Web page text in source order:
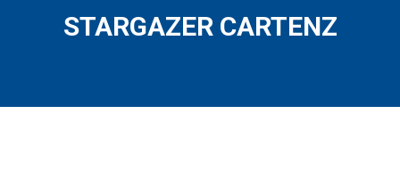
STARGAZER CARTENZ